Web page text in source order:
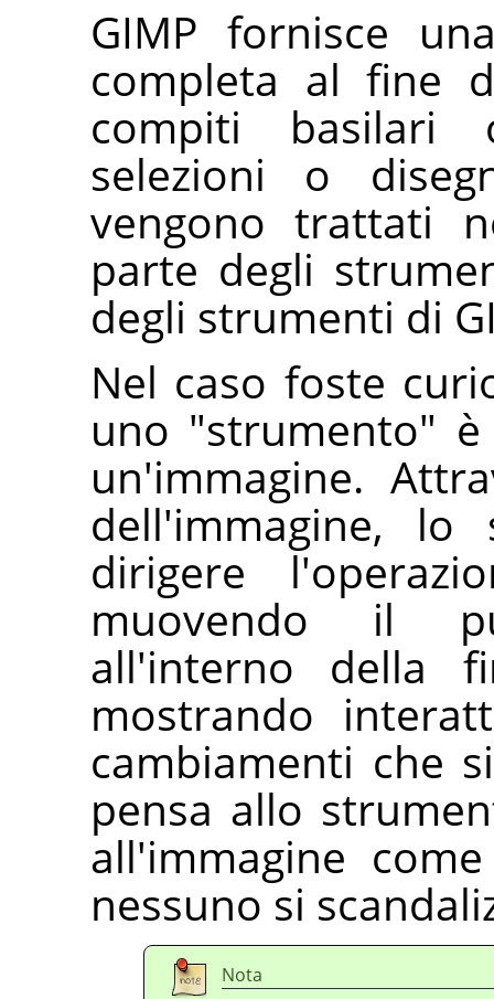
GIMP fornisce
completa al fine
compiti basilari
selezioni o
vengono trattati
parte degli
degli strumenti di
Nel caso foste
uno "strumento"
un'immagine.
dell'immagine,
dirigere
muovendo il
all'interno della
mostrando
cambiamenti che
pensa allo
all'immagine
nessuno si
Nota